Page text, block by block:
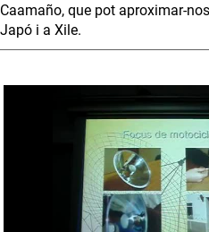
Caamaño, que pot aproximar-
Japó i a Xile.